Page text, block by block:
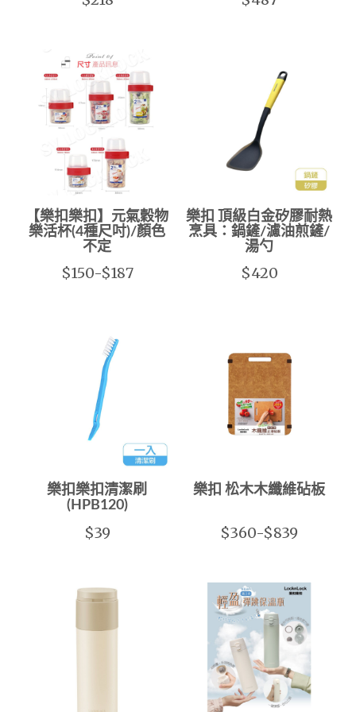
【樂扣樂扣】元氣穀物
樂活杯(4種尺吋)/顏色
不定
$150-$187
樂扣 頂級白金矽膠耐熱
烹具：鍋鏟/濾油煎鏟/
湯勺
$420
樂扣樂扣清潔刷
(HPB120)
$39
樂扣 松木木纖維砧板
$360-$839